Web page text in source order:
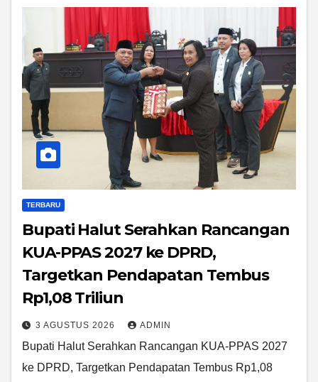
TERBARU
Bupati Halut Serahkan Rancangan
KUA-PPAS 2027 ke DPRD,
Targetkan Pendapatan Tembus
Rp1,08 Triliun
3 AGUSTUS 2026 ADMIN
Bupati Halut Serahkan Rancangan KUA-PPAS 2027
ke DPRD, Targetkan Pendapatan Tembus Rp1,08